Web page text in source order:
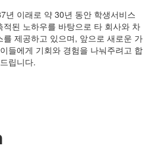
년 이래로 약 30년 동안 학생서비스
된 노하우를 바탕으로 타 회사와 차
제공하고 있으며, 앞으로 새로운 가
들에게 기회와 경험을 나눠주려고 합
립니다.